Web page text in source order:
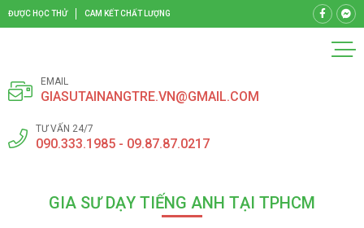
ĐƯỢC HỌC THỬ CAM KẾT CHẤT LƯỢNG
EMAIL
GIASUTAINANGTRE.VN@GMAIL.COM
TƯ VẤN 24/7
090.333.1985 - 09.87.87.0217
GIA SƯ DẠY TIẾNG ANH TẠI TPHCM